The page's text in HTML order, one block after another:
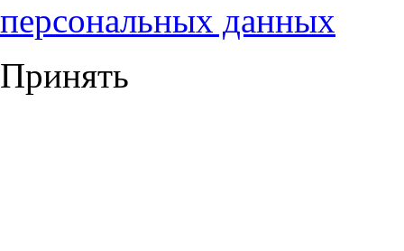
персональных данных
Принять